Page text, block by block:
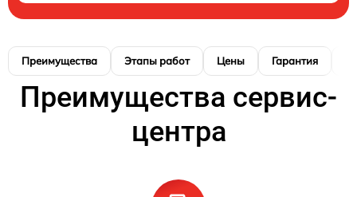
Преимущества Этапы работ Цены Гарантия
Преимущества сервис-
центра